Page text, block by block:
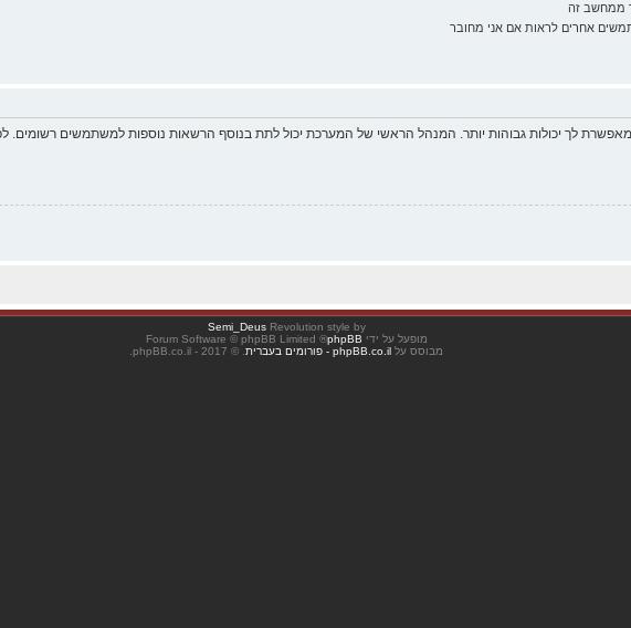
ממחשב זה
אחרים לראות אם אני מחובר
לך יכולות גבוהות יותר. המנהל הראשי של המערכת יכול לתת בנוסף הרשאות נוספות למשתמשים רשומים.
Revolution style by
Semi_Deus
מופעל על ידי phpBB
® Forum Software © phpBB Limited
מבוסס על phpBB.co.il - פורומים בעברית . © 2017 - phpBB.co.il.